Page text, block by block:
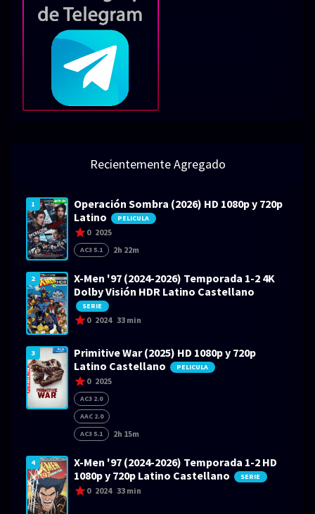
Recientemente Agregado
1
Operación Sombra (2026) HD 1080p y 720p
Latino
PELICULA
0 2025
AC3 5.1 2h 22m
2
X-Men '97 (2024-2026) Temporada 1-2 4K
Dolby Visión HDR Latino Castellano
SERIE
0 2024 33 min
3
Primitive War (2025) HD 1080p y 720p
Latino Castellano
PELICULA
0 2025
AC3 2.0
AAC 2.0
AC3 5.1
2h 15m
4
X-Men '97 (2024-2026) Temporada 1-2 HD
1080p y 720p Latino Castellano
SERIE
0 2024 33 min